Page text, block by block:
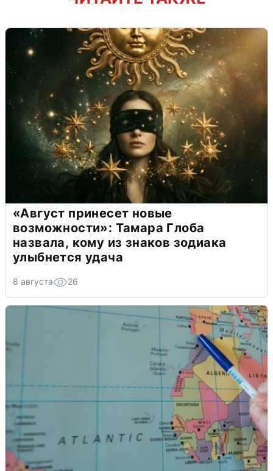
«Август принесет новые
возможности»: Тамара Глоба
назвала, кому из знаков зодиака
улыбнется удача
8 августа 26